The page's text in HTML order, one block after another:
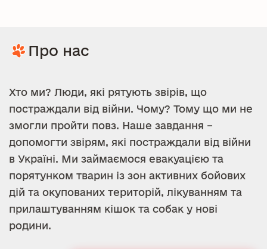
Про нас
Хто ми? Люди, які рятують звірів, що
постраждали від війни. Чому? Тому що ми не
змогли пройти повз. Наше завдання –
допомогти звірям, які постраждали від війни
в Україні. Ми займаємося евакуацією та
порятунком тварин із зон активних бойових
дій та окупованих територій, лікуванням та
прилаштуванням кішок та собак у нові
родини.